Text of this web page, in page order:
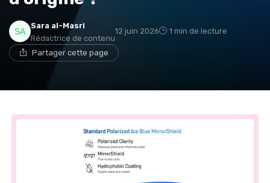
Sara al-Masri
Rédactrice de contenu
12 juin 2026 1 min de lecture
Partager cette page